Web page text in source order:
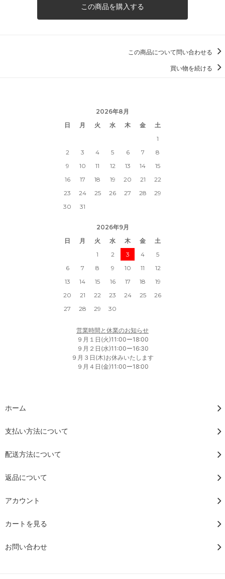
この商品を購入する
この商品について問い合わせる
買い物を続ける
2026年8月
日
月 火 水 木 金
土
1
2
3 4 5 6 7
8
9
10 11 12 13 14
15
16
17 18 19 20 21
22
23
24 25 26 27 28
29
30
31
2026年9月
日
月 火 水 木 金
土
1
2 3 4
5
6
7 8 9 10 11
12
13
14 15 16 17 18
19
20
21 22 23 24 25
26
27
28 29 30
営業時間と休業のお知らせ
９月１日(火)11:00ー18:00
９月２日(水)11:00ー16:30
９月３日(木)お休みいたします
９月４日(金)11:00ー18:00
ホーム
支払い方法について
配送方法について
返品について
アカウント
カートを見る
お問い合わせ